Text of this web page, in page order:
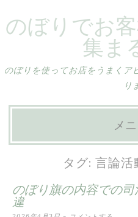
のぼりでお
集ま
のぼりを使ってお店をうまくア
り
メ
テ
タグ: 言論活
のぼり旗の内容での
違